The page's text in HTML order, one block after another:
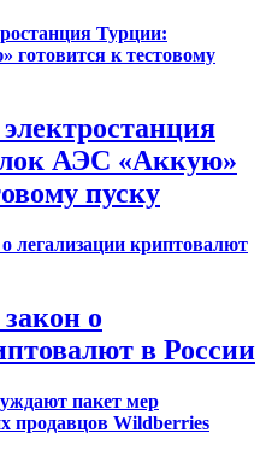
АЭС «Аккую»
пуску
о
в России